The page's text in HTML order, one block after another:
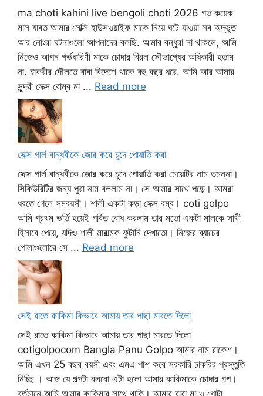
ma choti kahini live bengoli choti 2026 গত কয়েক
মাস যাবত আমার সেক্সি হাউসওয়াইফ মাকে নিয়ে ঘটে যাওয়া সব অদ্ভুত
আর নোংরা ঘটনাগুলো আপনাদের বলছি. আমার বন্ধুরা না থাকলে, আমি
নিজেও আপন গর্ভধারিণী মাকে চোদার বিরল সৌভাগ্যের অধিকারী হতাম
না. চাকরীর দৌলতে বাবা বিদেশে থাকে বহু বছর ধরে. আমি আর আমার
সুন্দরী সেক্স বোম্ব মা ... Read more
সেক্স গার্ল বান্ধবীকে জোর করে চুদে পোয়াতি করা
সেক্স গার্ল বান্ধবীকে জোর করে চুদে পোয়াতি করা মেয়েটির নাম তমন্না।
সিকিউরিটির জন্য পুরা নাম বললাম না। সে আমার সাথে পড়ে। আমরা
ধরতে গেলে সমবয়সী। শালী একটা কড়া সেক্স বম্ব। coti golpo
আমি প্রথম ভর্তি হয়েই গর্বিত বোধ করলাম তার মতো একটা মালকে সাথী
হিসাবে পেয়ে, যদিও শালী মারাত্মক ফুটানি দেখাতো। নিজের ব্যাচের
পোলাগুলোরে সে ... Read more
সেই রাতে কাকিমা কিভাবে আমায় তার পাছা মারতে দিলো
সেই রাতে কাকিমা কিভাবে আমায় তার পাছা মারতে দিলো
cotigolpocom Bangla Panu Golpo আমার নাম রাকেশ।
আমি এখন 25 বছর বয়সী এবং এমএ পাশ করে সরকারি চাকরির প্রস্তুতি
নিচ্ছি । আজ যে গল্পটা বলবো এটা হলো আমার কাকিমাকে চোদার গল্প।